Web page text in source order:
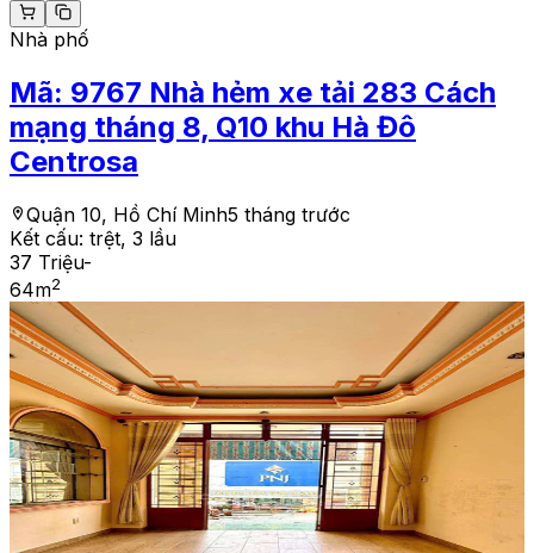
Nhà phố
Mã: 9767 Nhà hẻm xe tải 283 Cách
mạng tháng 8, Q10 khu Hà Đô
Centrosa
Quận 10, Hồ Chí Minh5 tháng trước
Kết cấu: trệt, 3 lầu
37 Triệu-
64m2